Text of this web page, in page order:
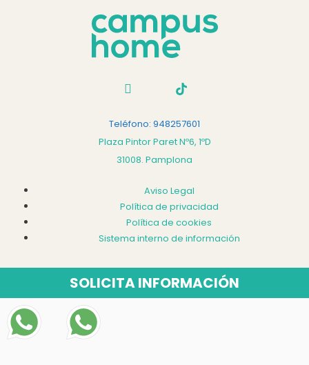
Teléfono: 948257601
Plaza Pintor Paret Nº6, 1ºD
31008. Pamplona
Aviso Legal
Política de privacidad
Política de cookies
Sistema interno de información
SOLICITA INFORMACIÓN